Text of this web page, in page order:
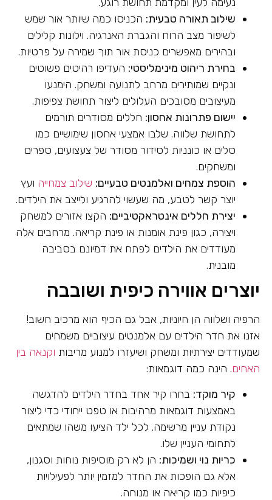
נעימה לעין ומקדמת תחושת רוגע.
שילוב תאורה טבעית: הכניסו כמה שיותר אור שמש
לשיפור מצב הרוח והגברת האנרגיה. וילונות קלילים
ובהירים מאפשרים כניסת אור תוך שמירה על פרטיות.
בחירת ריהוט מינימליסטי: העדיפו רהיטים פשוטים
ונקיים שמותירים מרחב לתנועה ומשחק. הימנעו
מעיצובים מסובכים העלולים ליצור תחושת צפיפות.
יישום פתרונות אחסון: חללים מסודרים תורמים
לתחושת שלווה. שלבו אמצעי אחסון שימושיים כמו
סלים או כונניות לסידור מסודר של צעצועים, ספרים
ומשחקים.
הוספת צמחים ואלמנטים טבעיים: שילוב צמחייה ועץ
יוצר קשר לטבע, מה שעשוי להרגיע ולייצב את הילדים.
יצירת חללים אינטראקטיביים: הקצו אזורים למשחק
ויצירה, כגון פינת אומנות או פינת קריאה. מרחבים אלה
מעודדים את הילדים לפתח את דמיונם בסביבה
מובנית.
יוצרים אווירה כיפית ושובבה
הרפיה ושלווה הן חיוניות, אבל גם הכיף הוא מרכיב חשוב!
אזנו את חדר הילדים עם אלמנטים עיצוביים משמחים
שמעודדים יצירתיות ומשחק ושיעזרו למנוע מריבות וקנאה בין
האחים. הינה כמה דוגמאות:
קיר מוקד: בחרו קיר אחד בחדר הילדים להדגשה
באמצעות דוגמאות מרהיבות או טפט ייחודי כדי ליצור
נקודת עניין מרשימה. לכל ילד הציעו משהו שמתאים
לתחומי העניין שלו.
כריות נוי ושמיכות: הן לא רק מוסיפות נוחות וסגנון,
אלא גם הופכות את החדר למזמין יותר לפעילויות
כיפיות כמו קריאה או מנוחה.